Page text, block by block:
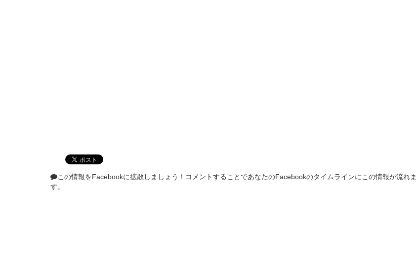
この情報をFacebookに拡散しましょう！ コメントすることであなたのFacebookのタイムラインにこの情報が流れま
す。